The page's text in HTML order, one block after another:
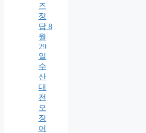
즈
정
답 8
월
29
일
수
산
대
전
오
징
어